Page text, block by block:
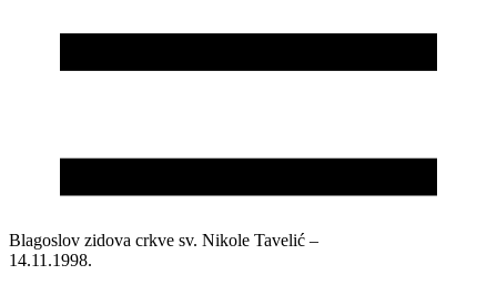
Blagoslov zidova crkve sv. Nikole Tavelić –
14.11.1998.